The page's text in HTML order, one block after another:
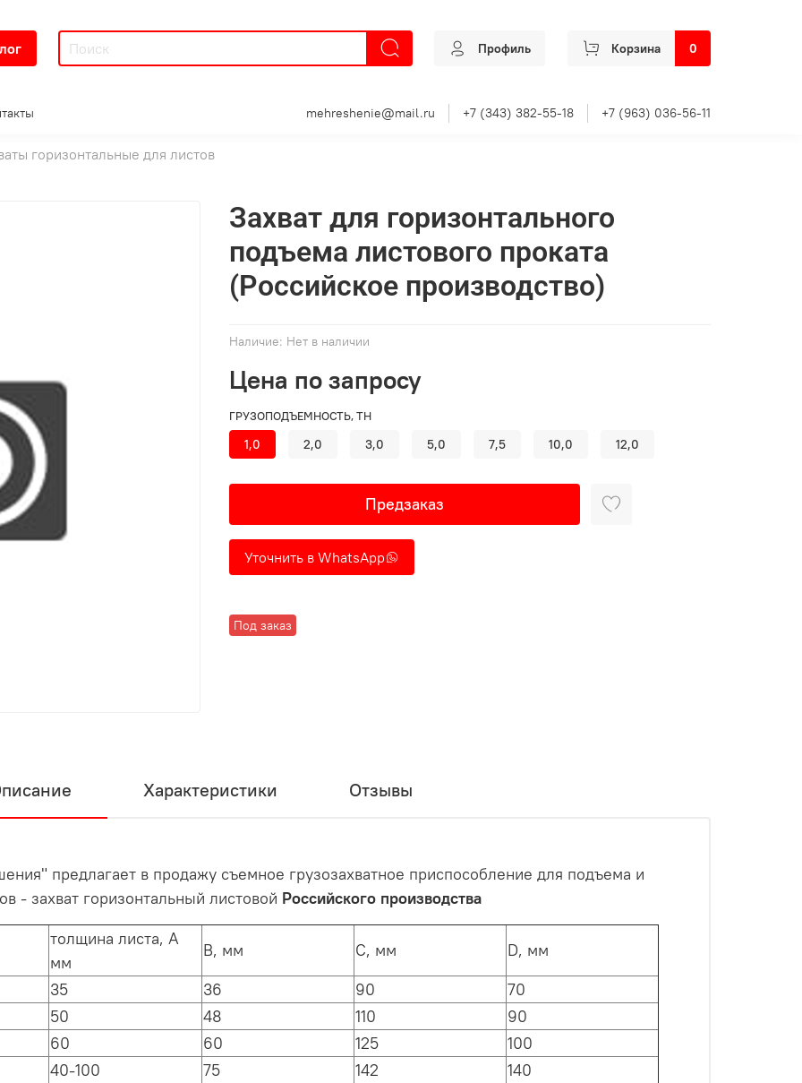
Профиль Корзина 0
mehreshenie@mail.ru +7 (343) 382-55-18 +7 (963) 036-56-11
горизонтальные для листов
Наличие: Нет в наличии
Под заказ
Захват для горизонтального
подъема листового проката
(Российское производство)
Цена по запросу
Предзаказ
Уточнить в WhatsApp
ГРУЗОПОДЪЕМНОСТЬ, ТН
1,0 2,0 3,0 5,0 7,5 10,0 12,0
Характеристики Отзывы
предлагает в продажу съемное грузозахватное приспособление для подъема и
- захват горизонтальный листовой Российского производства
толщина листа, А
мм
В, мм С, мм
D, мм
35
36 90
70
50
48 110
90
60
60 125
100
40-100
75 142
140